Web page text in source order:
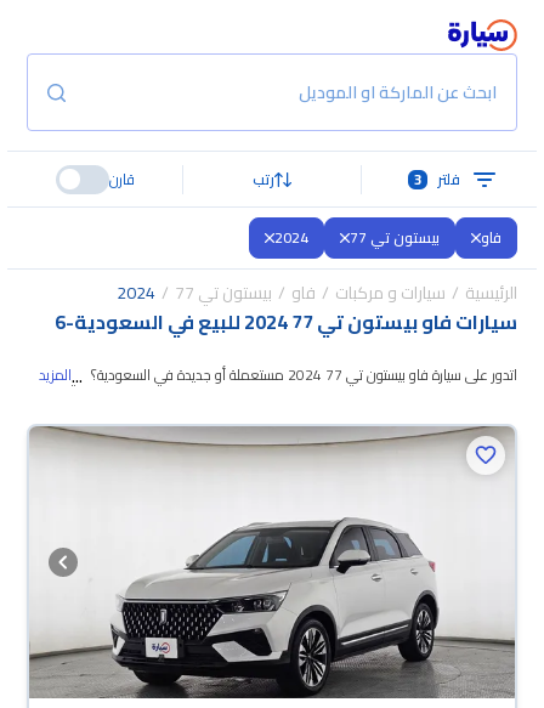
ابحث عن الماركة او الموديل
فلتر 3 رتب قارن
فاو بيستون تي 77 2024
الرئيسية سيارات و مركبات فاو بيستون تي 77 2024
سيارات فاو بيستون تي 77 2024 للبيع في السعودية -
6
اتدور على سيارة فاو بيستون تي 77 2024 مستعملة أو جديدة في السعودية؟ في
سيارات فاو بيستون تي 77 2024 المستعملة مضمونة ومفحوصة بأكثر من 200
نقطة وتقدر تجربها لمدة 10 أيام، وإن ما ناسبتك لأي سبب تقدر تسترجع كامل المبلغ
كاش أو تقسيط، وتحجزها أونلاين، وبتوصلك لين باب بيتك.
...المزيد